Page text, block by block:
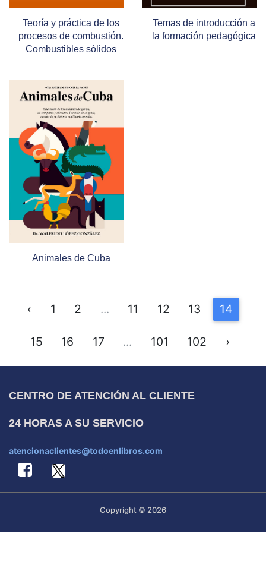
Teoría y práctica de los
procesos de combustión.
Combustibles sólidos
Temas de introducción a
la formación pedagógica
Animales de Cuba
‹ 1 2 ... 11 12 13 14
15 16 17 ... 101 102 ›
CENTRO DE ATENCIÓN AL CLIENTE
24 HORAS A SU SERVICIO
atencionaclientes@todoenlibros.com
Copyright © 2026